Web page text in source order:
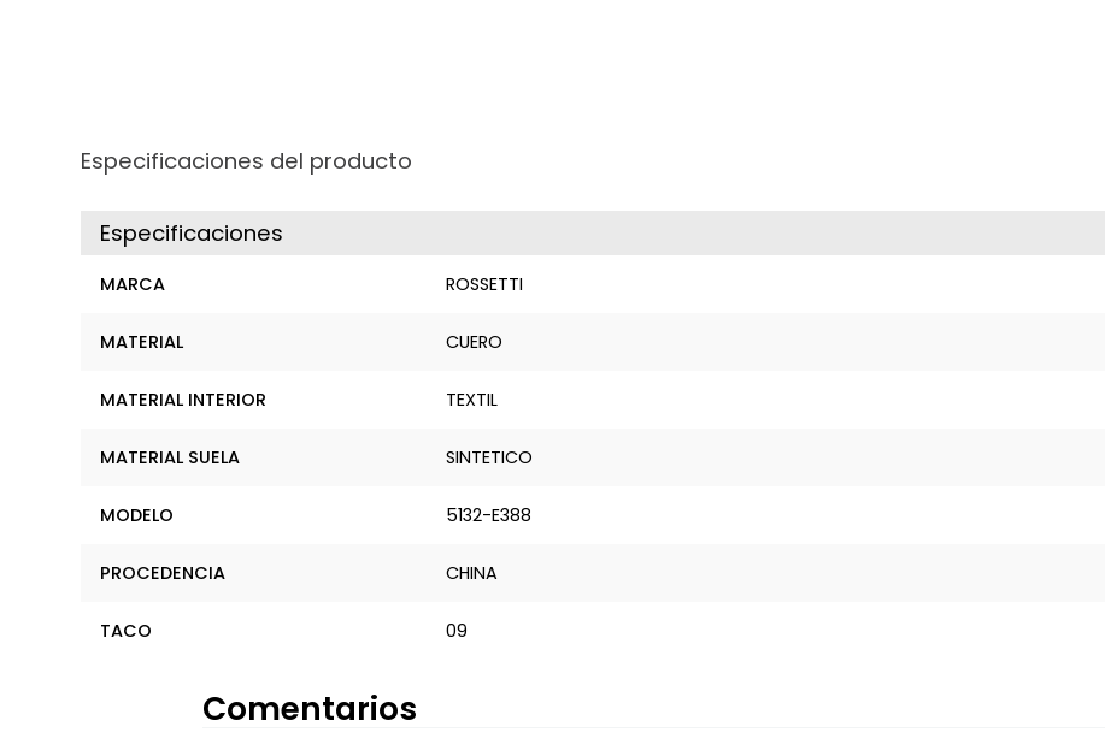
Especificaciones del producto
Especificaciones
MARCA ROSSETTI
MATERIAL CUERO
MATERIAL INTERIOR TEXTIL
MATERIAL SUELA SINTETICO
MODELO 5132-E388
PROCEDENCIA CHINA
TACO 09
Comentarios